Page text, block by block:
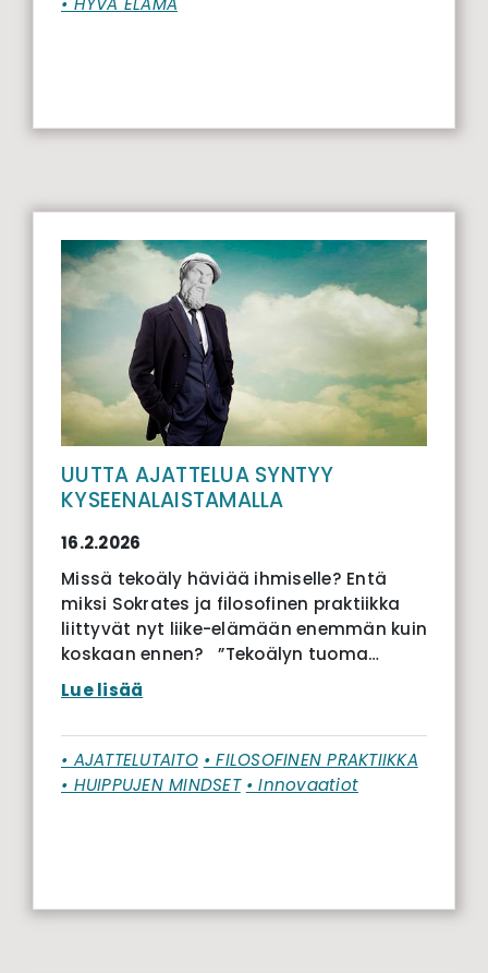
UUTTA AJATTELUA SYNTYY
KYSEENALAISTAMALLA
16.2.2026
Missä tekoäly häviää ihmiselle? Entä
miksi Sokrates ja filosofinen praktiikka
liittyvät nyt liike-elämään enemmän kuin
koskaan ennen? ”Tekoälyn tuoma…
Lue lisää
• AJATTELUTAITO • FILOSOFINEN PRAKTIIKKA
• HUIPPUJEN MINDSET • Innovaatiot